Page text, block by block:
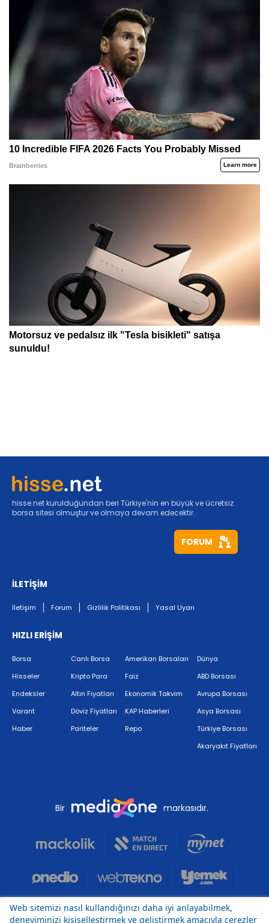
hisse.net kurulduğundan beri Türkiye'nin en büyük ve ücretsiz
borsa sitesi olmuştur ve olmaya devam edecektir.
FORUM
İLETİŞİM
İletişim Forum Gizlilik Politikası Yasal Uyarı
HIZLI ERİŞİM
Borsa
Hisseler
Endeksler
Varant
Haber
Canlı Borsa
Kripto Para
Altın Fiyatları
Döviz Fiyatları
Pariteler
Amerikan Borsaları
Faiz
Ekonomik Takvim
KAP Haberleri
Repo
Dünya
ABD Borsası
Avrupa Borsası
Asya Borsası
Türkiye Borsası
Akaryakıt Fiyatları
Bir markasıdır.